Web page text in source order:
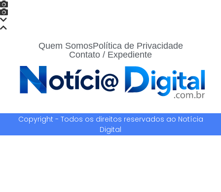
Quem SomosPolítica de Privacidade
Contato / Expediente
Copyright - Todos os direitos reservados ao Notícia
Digital